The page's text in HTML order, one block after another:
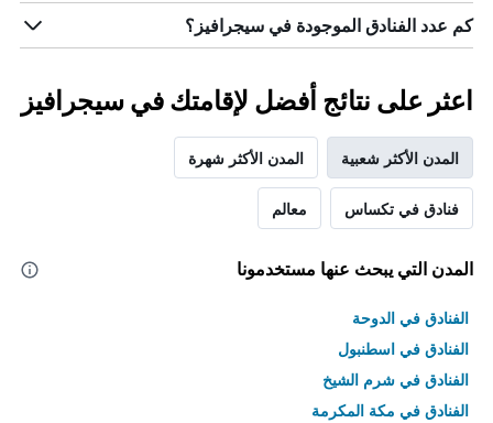
كم عدد الفنادق الموجودة في سيجرافيز؟
اعثر على نتائج أفضل لإقامتك في سيجرافيز
المدن الأكثر شعبية المدن الأكثر شهرة
فنادق في تكساس معالم
المدن التي يبحث عنها مستخدمونا
الفنادق في الدوحة
الفنادق في اسطنبول
الفنادق في شرم الشيخ
الفنادق في مكة المكرمة